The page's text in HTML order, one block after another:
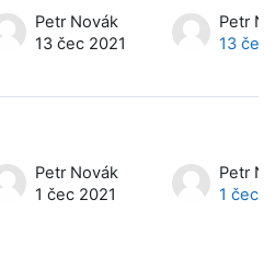
Petr Novák
13 čec 2021
Petr
13 čec
Petr Novák
1 čec 2021
Petr
1 čec